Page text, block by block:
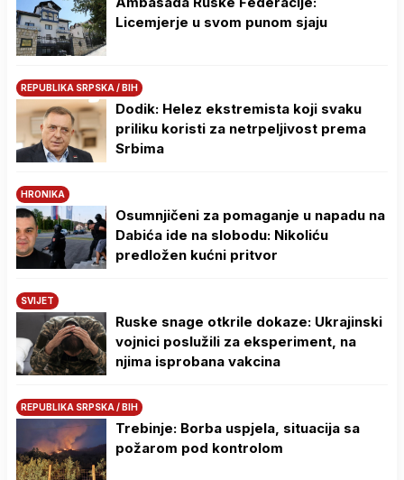
Licemjerje u svom punom sjaju
REPUBLIKA SRPSKA / BIH
Dodik: Helez ekstremista koji svaku
priliku koristi za netrpeljivost prema
Srbima
HRONIKA
Osumnjičeni za pomaganje u napadu na
Dabića ide na slobodu: Nikoliću
predložen kućni pritvor
SVIJET
Ruske snage otkrile dokaze: Ukrajinski
vojnici poslužili za eksperiment, na
njima isprobana vakcina
REPUBLIKA SRPSKA / BIH
Trebinje: Borba uspjela, situacija sa
požarom pod kontrolom